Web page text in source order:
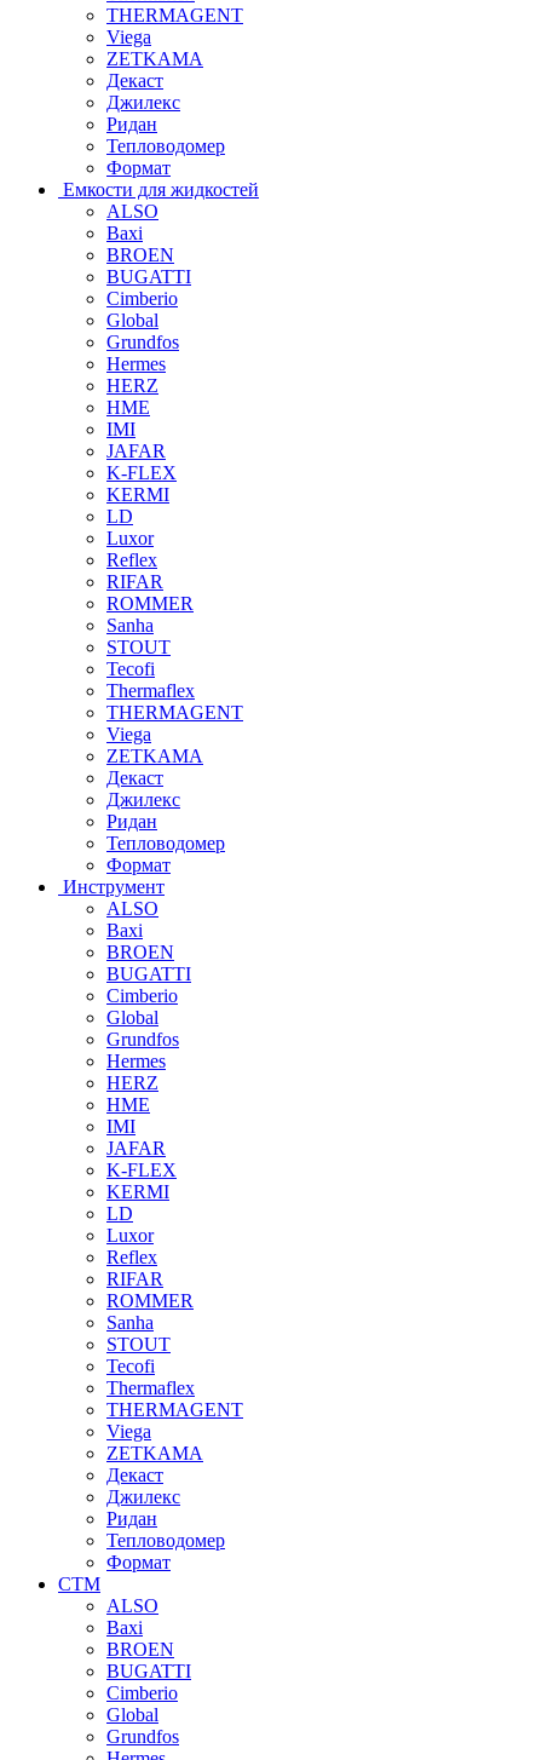
THERMAGENT
Viega
ZETKAMA
Декаст
Джилекс
Ридан
Тепловодомер
Формат
Емкости для жидкостей
ALSO
Baxi
BROEN
BUGATTI
Cimberio
Global
Grundfos
Hermes
HERZ
HME
IMI
JAFAR
K-FLEX
KERMI
LD
Luxor
Reflex
RIFAR
ROMMER
Sanha
STOUT
Tecofi
Thermaflex
THERMAGENT
Viega
ZETKAMA
Декаст
Джилекс
Ридан
Тепловодомер
Формат
Инструмент
ALSO
Baxi
BROEN
BUGATTI
Cimberio
Global
Grundfos
Hermes
HERZ
HME
IMI
JAFAR
K-FLEX
KERMI
LD
Luxor
Reflex
RIFAR
ROMMER
Sanha
STOUT
Tecofi
Thermaflex
THERMAGENT
Viega
ZETKAMA
Декаст
Джилекс
Ридан
Тепловодомер
Формат
СТМ
ALSO
Baxi
BROEN
BUGATTI
Cimberio
Global
Grundfos